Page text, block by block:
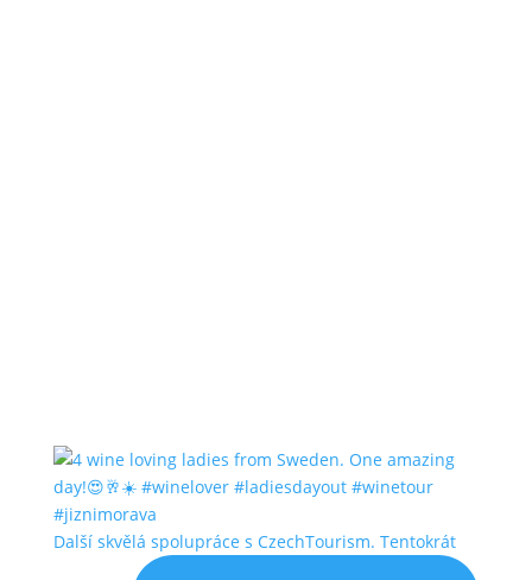
Další skvělá spolupráce s CzechTourism. Tentokrát